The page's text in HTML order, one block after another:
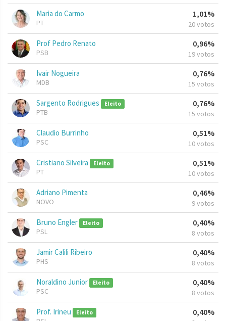
Maria do Carmo
PT
1,01%
20 votos
Prof Pedro Renato
PSB
0,96%
19 votos
Ivair Nogueira
MDB
0,76%
15 votos
Sargento Rodrigues Eleito
PTB
0,76%
15 votos
Claudio Burrinho
PSC
0,51%
10 votos
Cristiano Silveira Eleito
PT
0,51%
10 votos
Adriano Pimenta
NOVO
0,46%
9 votos
Bruno Engler Eleito
PSL
0,40%
8 votos
Jamir Calili Ribeiro
PHS
0,40%
8 votos
Noraldino Junior Eleito
PSC
0,40%
8 votos
Prof. Irineu Eleito 0,40%